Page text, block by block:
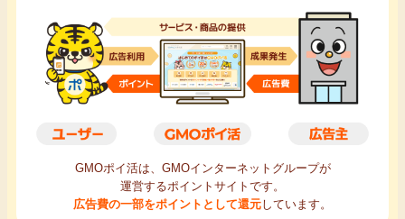
毎日ゲット
特集一覧
ヘルプセンター
GMOポイ活は、GMOインターネットグループが
運営するポイントサイトです。
広告費の一部をポイントとして還元しています。